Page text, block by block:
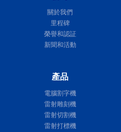
關於我們
里程碑
榮譽和認証
新聞和活動
產品
電腦割字機
雷射雕刻機
雷射切割機
雷射打標機